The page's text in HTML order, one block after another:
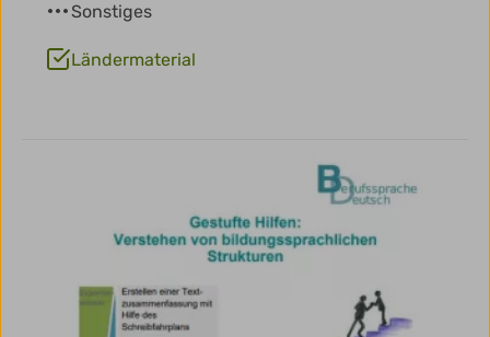
Sonstiges
Ländermaterial